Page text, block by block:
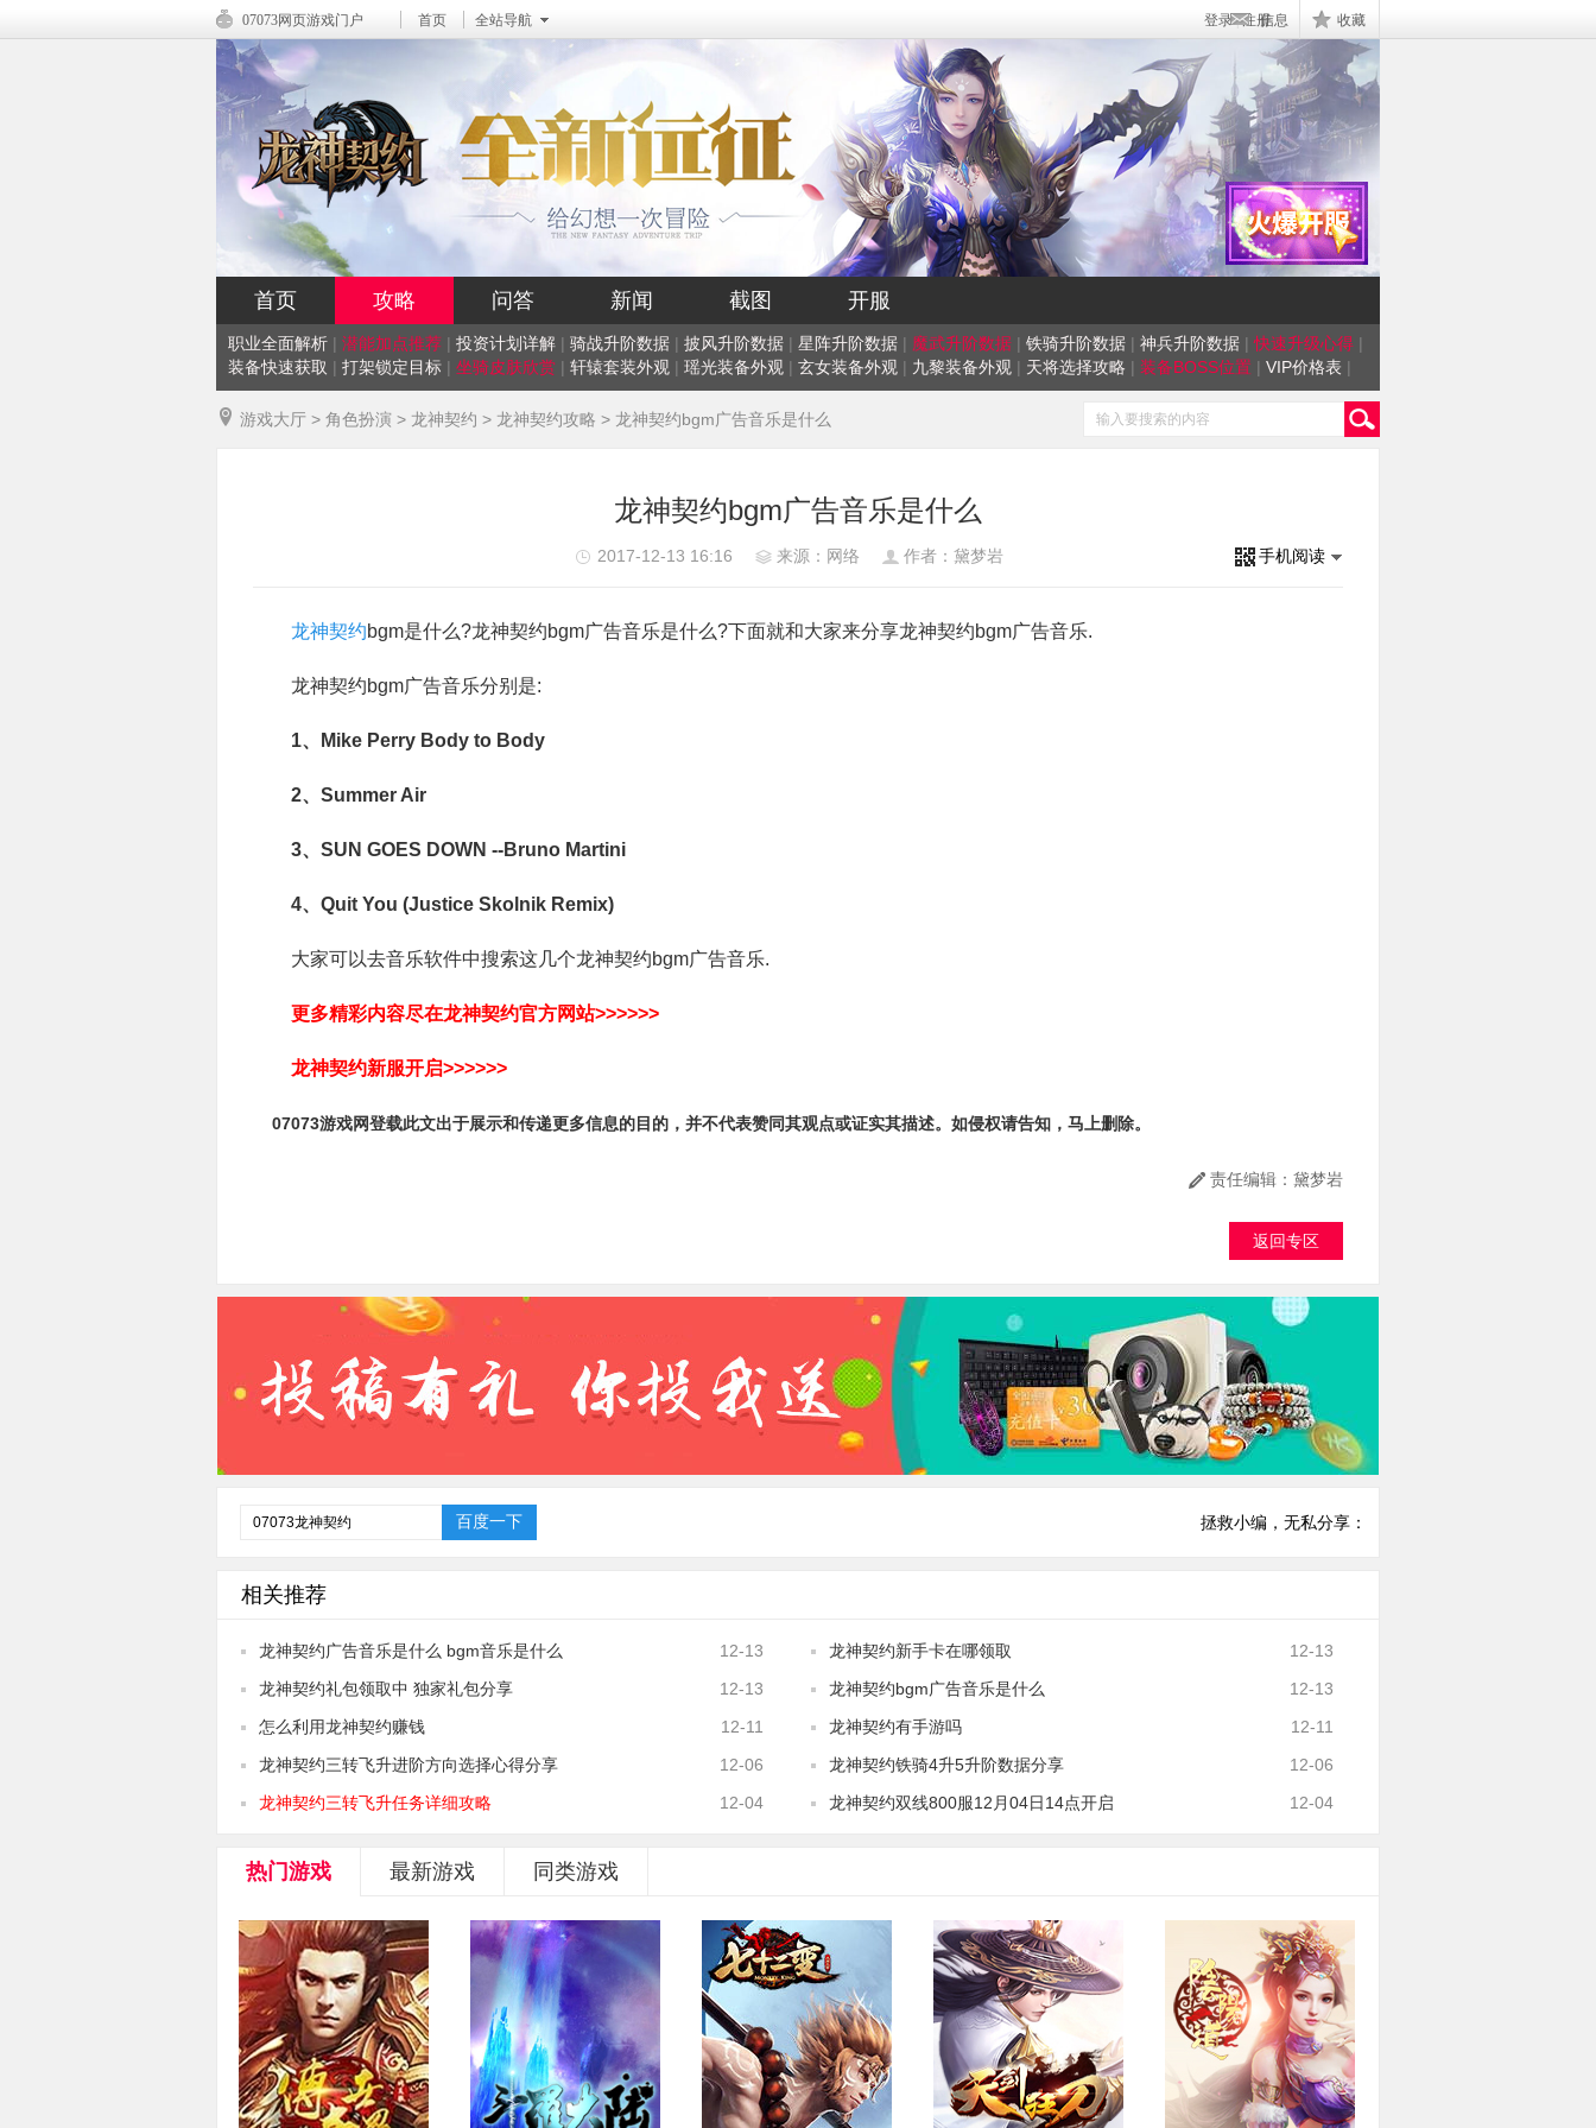
07073网页游戏门户 首页 全站导航 登录|注册信息 收藏
首页 攻略 问答 新闻 截图 开服
职业全面解析 | 潜能加点推荐 | 投资计划详解 | 骑战升阶数据 | 披风升阶数据 | 星阵升阶数据 | 魔武升阶数据 | 铁骑升阶数据 | 神兵升阶数据 |快速升级心得 |
装备快速获取 | 打架锁定目标 | 坐骑皮肤欣赏 | 轩辕套装外观 | 瑶光装备外观 | 玄女装备外观 | 九黎装备外观 | 天将选择攻略 | 装备BOSS位置 | VIP价格表 |
游戏大厅 > 角色扮演 > 龙神契约 > 龙神契约攻略 > 龙神契约bgm广告音乐是什么
龙神契约bgm广告音乐是什么
2017-12-13 16:16 来源：网络 作者：黛梦岩 手机阅读
龙神契约bgm是什么?龙神契约bgm广告音乐是什么?下面就和大家来分享龙神契约bgm广告音乐.
龙神契约bgm广告音乐分别是:
1、Mike Perry Body to Body
2、Summer Air
3、SUN GOES DOWN --Bruno Martini
4、Quit You (Justice Skolnik Remix)
大家可以去音乐软件中搜索这几个龙神契约bgm广告音乐.
更多精彩内容尽在龙神契约官方网站>>>>>>
龙神契约新服开启>>>>>>
07073游戏网登载此文出于展示和传递更多信息的目的，并不代表赞同其观点或证实其描述。如侵权请告知，马上删除。
责任编辑：黛梦岩
返回专区
拯救小编，无私分享：
相关推荐
12-13
龙神契约广告音乐是什么 bgm音乐是什么 12-13
龙神契约新手卡在哪领取
12-13
龙神契约礼包领取中 独家礼包分享 12-13
龙神契约bgm广告音乐是什么
12-11
怎么利用龙神契约赚钱 12-11
龙神契约有手游吗
12-06
龙神契约三转飞升进阶方向选择心得分享 12-06
龙神契约铁骑4升5升阶数据分享
12-04
龙神契约三转飞升任务详细攻略 12-04
龙神契约双线800服12月04日14点开启
热门游戏 最新游戏 同类游戏